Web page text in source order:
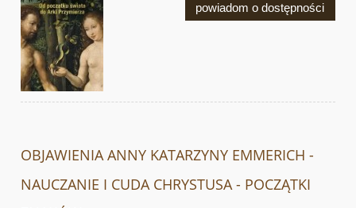
powiadom o dostępności
OBJAWIENIA ANNY KATARZYNY EMMERICH -
NAUCZANIE I CUDA CHRYSTUSA - POCZĄTKI